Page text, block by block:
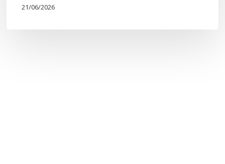
21/06/2026